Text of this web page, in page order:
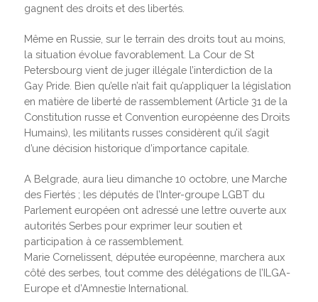
gagnent des droits et des libertés.
Même en Russie, sur le terrain des droits tout au moins,
la situation évolue favorablement. La Cour de St
Petersbourg vient de juger illégale l’interdiction de la
Gay Pride. Bien qu’elle n’ait fait qu’appliquer la législation
en matière de liberté de rassemblement (Article 31 de la
Constitution russe et Convention européenne des Droits
Humains), les militants russes considèrent qu’il s’agit
d’une décision historique d’importance capitale.
A Belgrade, aura lieu dimanche 10 octobre, une Marche
des Fiertés ; les députés de l’Inter-groupe LGBT du
Parlement européen ont adressé une lettre ouverte aux
autorités Serbes pour exprimer leur soutien et
participation à ce rassemblement.
Marie Cornelissent, députée européenne, marchera aux
côté des serbes, tout comme des délégations de l’ILGA-
Europe et d’Amnestie International.